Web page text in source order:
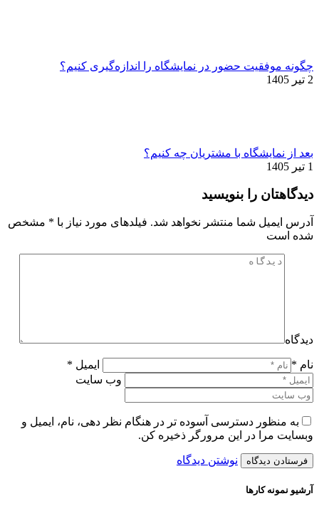
چگونه موفقیت حضور در نمایشگاه را اندازه‌گیری کنیم؟
2 تیر 1405
بعد از نمایشگاه با مشتریان چه کنیم؟
1 تیر 1405
دیدگاهتان را بنویسید
آدرس ایمیل شما منتشر نخواهد شد. فیلدهای مورد نیاز با * مشخص
شده است
دیدگاه
نام *
ایمیل *
وب سایت
به منظور دسترسی آسوده تر در هنگام نظر دهی، نام، ایمیل و
وبسایت مرا در این مرورگر ذخیره کن.
نوشتن دیدگاه
آرشیو نمونه کارها